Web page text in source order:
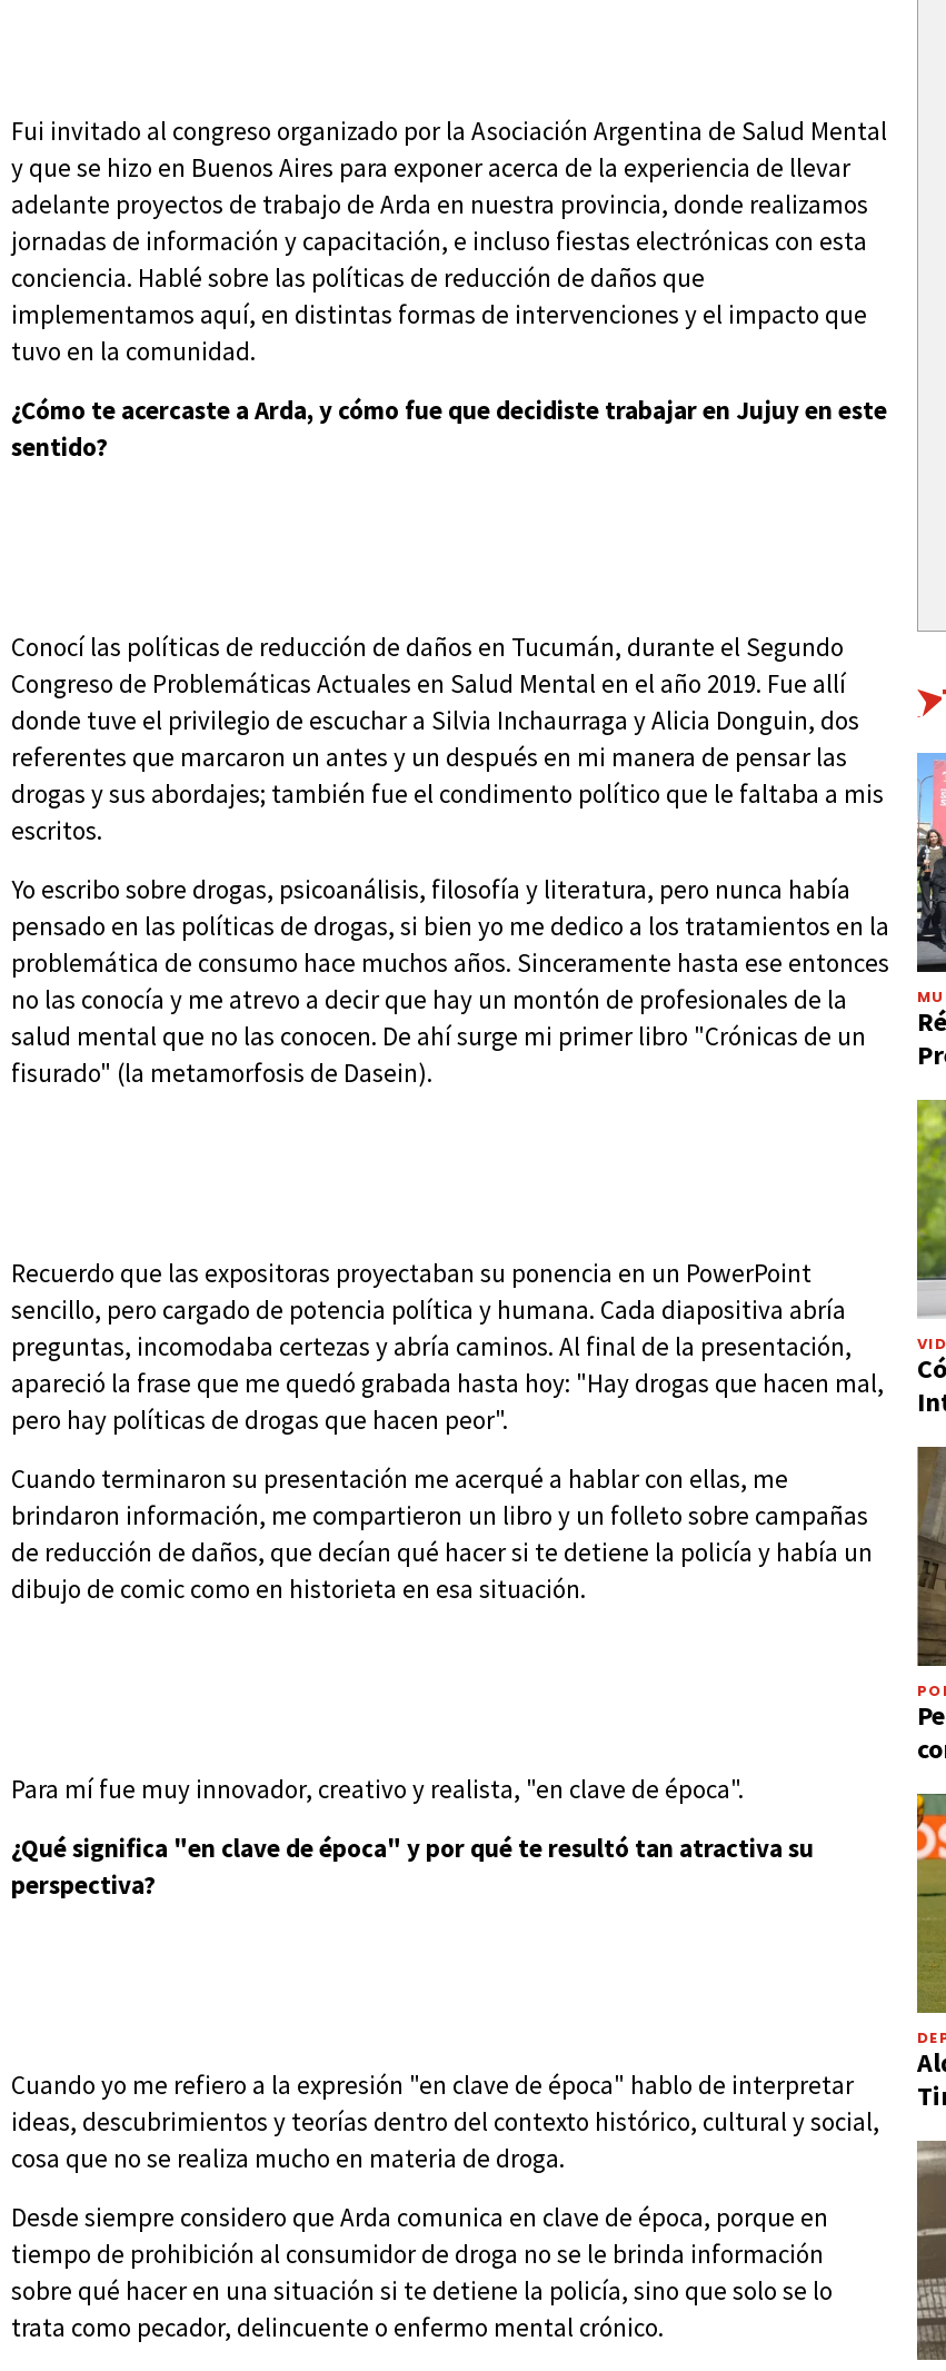
Fui invitado al congreso organizado por la Asociación Argentina de Salud Mental
y que se hizo en Buenos Aires para exponer acerca de la experiencia de llevar
adelante proyectos de trabajo de Arda en nuestra provincia, donde realizamos
jornadas de información y capacitación, e incluso fiestas electrónicas con esta
conciencia. Hablé sobre las políticas de reducción de daños que
implementamos aquí, en distintas formas de intervenciones y el impacto que
tuvo en la comunidad.
¿Cómo te acercaste a Arda, y cómo fue que decidiste trabajar en Jujuy en este
sentido?
Conocí las políticas de reducción de daños en Tucumán, durante el Segundo
Congreso de Problemáticas Actuales en Salud Mental en el año 2019. Fue allí
donde tuve el privilegio de escuchar a Silvia Inchaurraga y Alicia Donguin, dos
referentes que marcaron un antes y un después en mi manera de pensar las
drogas y sus abordajes; también fue el condimento político que le faltaba a mis
escritos.
Yo escribo sobre drogas, psicoanálisis, filosofía y literatura, pero nunca había
pensado en las políticas de drogas, si bien yo me dedico a los tratamientos en la
problemática de consumo hace muchos años. Sinceramente hasta ese entonces
no las conocía y me atrevo a decir que hay un montón de profesionales de la
salud mental que no las conocen. De ahí surge mi primer libro "Crónicas de un
fisurado" (la metamorfosis de Dasein).
Recuerdo que las expositoras proyectaban su ponencia en un PowerPoint
sencillo, pero cargado de potencia política y humana. Cada diapositiva abría
preguntas, incomodaba certezas y abría caminos. Al final de la presentación,
apareció la frase que me quedó grabada hasta hoy: "Hay drogas que hacen mal,
pero hay políticas de drogas que hacen peor".
Cuando terminaron su presentación me acerqué a hablar con ellas, me
brindaron información, me compartieron un libro y un folleto sobre campañas
de reducción de daños, que decían qué hacer si te detiene la policía y había un
dibujo de comic como en historieta en esa situación.
Para mí fue muy innovador, creativo y realista, "en clave de época".
¿Qué significa "en clave de época" y por qué te resultó tan atractiva su
perspectiva?
Cuando yo me refiero a la expresión "en clave de época" hablo de interpretar
ideas, descubrimientos y teorías dentro del contexto histórico, cultural y social,
cosa que no se realiza mucho en materia de droga.
Desde siempre considero que Arda comunica en clave de época, porque en
tiempo de prohibición al consumidor de droga no se le brinda información
sobre qué hacer en una situación si te detiene la policía, sino que solo se lo
trata como pecador, delincuente o enfermo mental crónico.